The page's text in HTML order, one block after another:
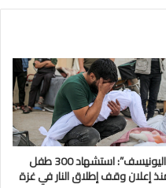
“اليونيسف”: استشهاد 300 طفل
إعلان وقف إطلاق النار في غزة